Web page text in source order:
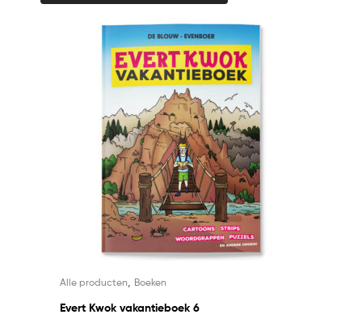
Alle producten Boeken
Evert Kwok vakantieboek 6